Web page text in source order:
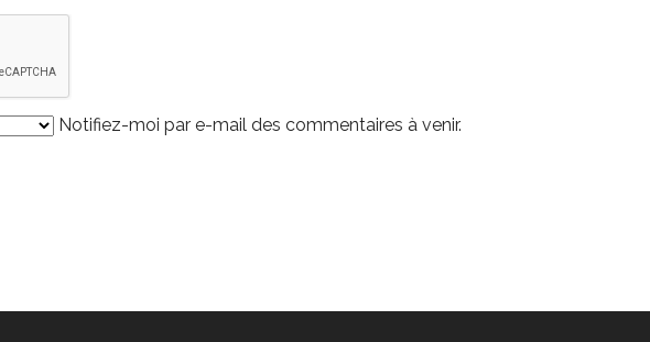
Notifiez-moi par e-mail des commentaires à venir.